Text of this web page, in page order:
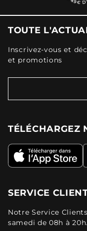
TOUTE
Inscrivez-vous et
et promotions
TÉLÉCHARGEZ
SERVICE
Notre Service
samedi de 08h à 20h.